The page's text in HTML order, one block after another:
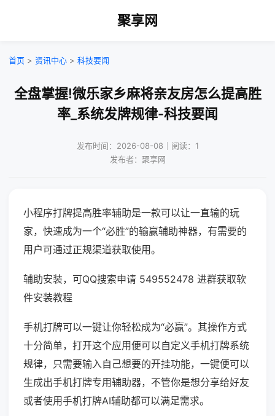
聚享网
首页 > 资讯中心 > 科技要闻
全盘掌握!微乐家乡麻将亲友房怎么提高胜
率_系统发牌规律-科技要闻
发布时间：2026-08-08｜阅读：1
发布者：聚享网
小程序打牌提高胜率辅助是一款可以让一直输的玩
家，快速成为一个“必胜”的输赢辅助神器，有需要的
用户可通过正规渠道获取使用。
辅助安装，可QQ搜索申请 549552478 进群获取软
件安装教程
手机打牌可以一键让你轻松成为“必赢”。其操作方式
十分简单，打开这个应用便可以自定义手机打牌系统
规律，只需要输入自己想要的开挂功能，一键便可以
生成出手机打牌专用辅助器，不管你是想分享给好友
或者使用手机打牌AI辅助都可以满足需求。